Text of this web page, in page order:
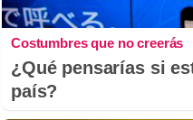
Costumbres que no creerás
¿Qué pensarías si
país?